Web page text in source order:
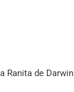
Ranita de Darwin